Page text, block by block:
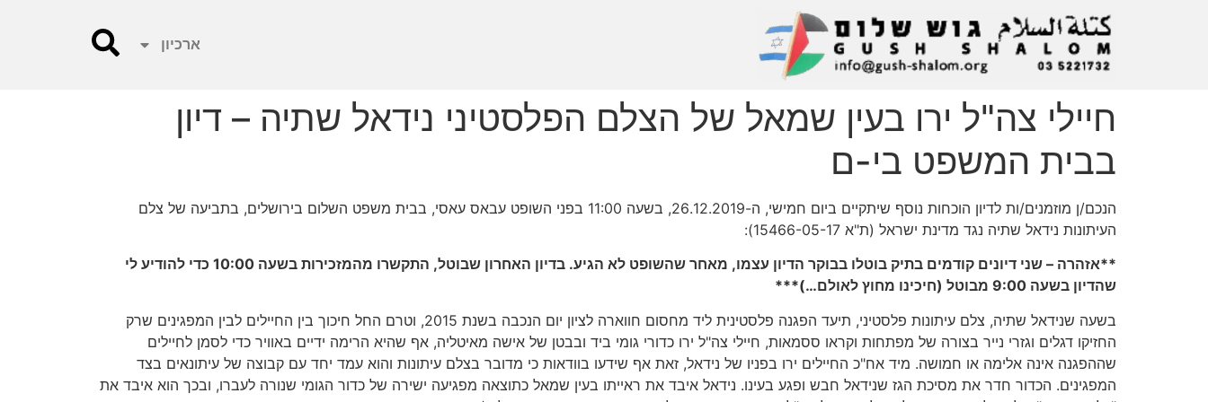
ארכיון
חיילי צה"ל ירו בעין שמאל של הצלם הפלסטיני נידאל שתיה – דיון
בבית המשפט בי-ם
הנכם/ן מוזמנים/ות לדיון הוכחות נוסף שיתקיים ביום חמישי, ה-26.12.2019, בשעה 11:00 בפני השופט עבאס עאסי, בבית משפט השלום בירושלים, בתביעה של צלם
העיתונות נידאל שתיה נגד מדינת ישראל (ת"א 15466-05-17):
**אזהרה – שני דיונים קודמים בתיק בוטלו בבוקר הדיון עצמו, מאחר שהשופט לא הגיע. בדיון האחרון שבוטל, התקשרו מהמזכירות בשעה 10:00 כדי להודיע לי
שהדיון בשעה 9:00 מבוטל (חיכינו מחוץ לאולם…)***
בשעה שנידאל שתיה, צלם עיתונות פלסטיני, תיעד הפגנה פלסטינית ליד מחסום חווארה לציון יום הנכבה בשנת 2015, וטרם החל חיכוך בין החיילים לבין המפגינים שרק
החזיקו דגלים וגזרי נייר בצורה של מפתחות וקראו ססמאות, חיילי צה"ל ירו כדורי גומי ביד ובבטן של אישה מאיטליה, אף שהיא הרימה ידיים באוויר כדי לסמן לחיילים
שההפגנה אינה אלימה או חמושה. מיד אח"כ החיילים ירו בפניו של נידאל, זאת אף שידעו בוודאות כי מדובר בצלם עיתונות והוא עמד יחד עם קבוצה של עיתונאים בצד
המפגינים. הכדור חדר את מסיכת הגז שנידאל חבש ופגע בעינו. נידאל איבד את ראייתו בעין שמאל כתוצאה מפגיעה ישירה של כדור הגומי שנורה לעברו, ובכך הוא איבד את